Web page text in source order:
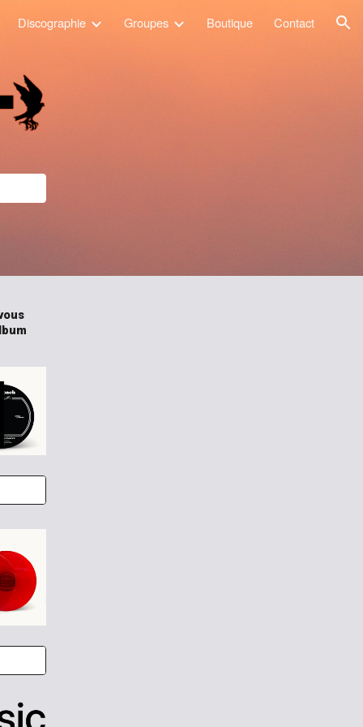
Discographie Groupes Boutique Contact